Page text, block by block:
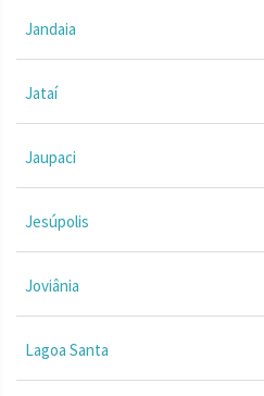
Jandaia
Jataí
Jaupaci
Jesúpolis
Joviânia
Lagoa Santa